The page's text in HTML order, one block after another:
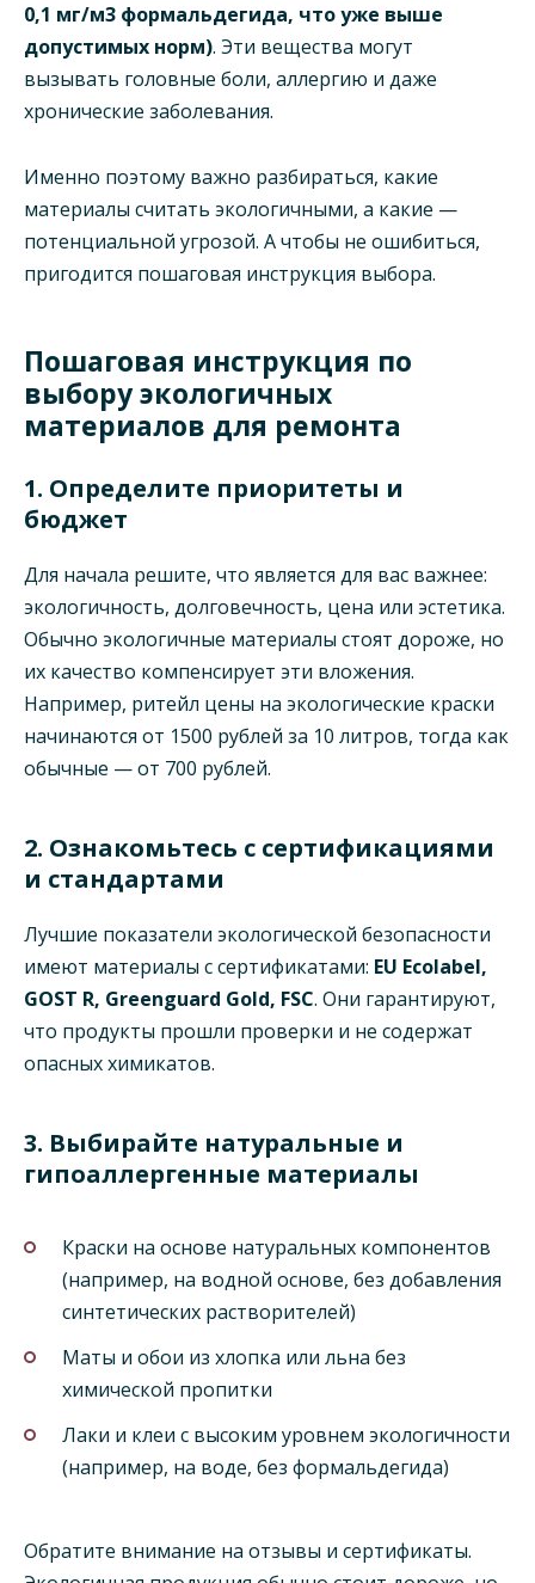
0,1 мг/м3 формальдегида, что уже выше
допустимых норм). Эти вещества могут
вызывать головные боли, аллергию и даже
хронические заболевания.
Именно поэтому важно разбираться, какие
материалы считать экологичными, а какие —
потенциальной угрозой. А чтобы не ошибиться,
пригодится пошаговая инструкция выбора.
Пошаговая инструкция по
выбору экологичных
материалов для ремонта
1. Определите приоритеты и
бюджет
Для начала решите, что является для вас важнее:
экологичность, долговечность, цена или эстетика.
Обычно экологичные материалы стоят дороже, но
их качество компенсирует эти вложения.
Например, ритейл цены на экологические краски
начинаются от 1500 рублей за 10 литров, тогда как
обычные — от 700 рублей.
2. Ознакомьтесь с сертификациями
и стандартами
Лучшие показатели экологической безопасности
имеют материалы с сертификатами: EU Ecolabel,
GOST R, Greenguard Gold, FSC. Они гарантируют,
что продукты прошли проверки и не содержат
опасных химикатов.
3. Выбирайте натуральные и
гипоаллергенные материалы
Краски на основе натуральных компонентов
(например, на водной основе, без добавления
синтетических растворителей)
Маты и обои из хлопка или льна без
химической пропитки
Лаки и клеи с высоким уровнем экологичности
(например, на воде, без формальдегида)
Обратите внимание на отзывы и сертификаты.